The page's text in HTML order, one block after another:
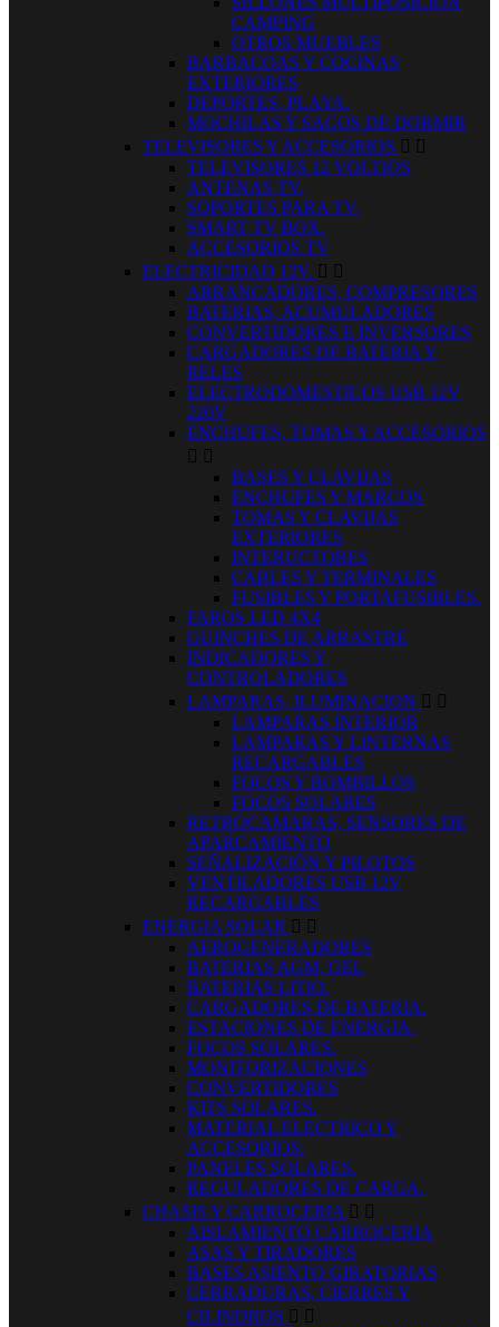
CAMPING
OTROS MUEBLES
BARBACOAS Y COCINAS
EXTERIORES
DEPORTES, PLAYA.
MOCHILAS Y SACOS DE DORMIR
TELEVISORES Y ACCESORIOS  
TELEVISORES 12 VOLTIOS
ANTENAS TV.
SOPORTES PARA TV.
SMART TV BOX.
ACCESORIOS TV
ELECTRICIDAD 12V.  
ARRANCADORES, COMPRESORES
BATERIAS, ACUMULADORES
CONVERTIDORES E INVERSORES
CARGADORES DE BATERIA Y
RELES
ELECTRODOMESTICOS USB 12V
220V
ENCHUFES, TOMAS Y ACCESORIOS
 
BASES Y CLAVIJAS
ENCHUFES Y MARCOS
TOMAS Y CLAVIJAS
EXTERIORES
INTERUCTORES
CABLES Y TERMINALES
FUSIBLES Y PORTAFUSIBLES.
FAROS LED 4X4
GUINCHES DE ARRASTRE
INDICADORES Y
CONTROLADORES
LAMPARAS, ILUMINACION  
LAMPARAS INTERIOR
LAMPARAS Y LINTERNAS
RECARGABLES
FOCOS Y BOMBILLOS
FOCOS SOLARES
RETROCAMARAS, SENSORES DE
APARCAMIENTO
SEÑALIZACIÓN Y PILOTOS
VENTILADORES USB 12V
RECARGABLES
ENERGIA SOLAR  
AEROGENERADORES
BATERIAS AGM, GEL
BATERIAS LITIO.
CARGADORES DE BATERIA.
ESTACIONES DE ENERGIA.
FOCOS SOLARES.
MONITORIZACIONES
CONVERTIDORES
KITS SOLARES.
MATERIAL ELECTRICO Y
ACCESORIOS.
PANELES SOLARES.
REGULADORES DE CARGA.
CHASIS Y CARROCERIA  
AISLAMIENTO CARROCERIA
ASAS Y TIRADORES
BASES ASIENTO GIRATORIAS
CERRADURAS, CIERRES Y
CILINDROS  